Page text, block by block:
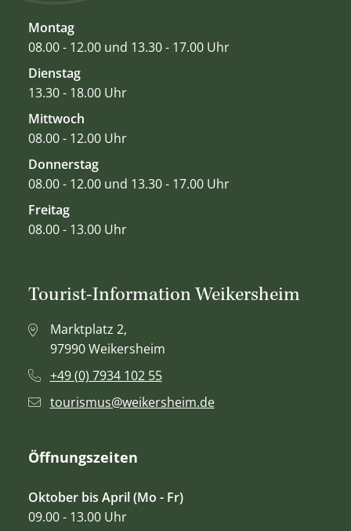
Montag
08.00 - 12.00 und 13.30 - 17.00 Uhr
Dienstag
13.30 - 18.00 Uhr
Mittwoch
08.00 - 12.00 Uhr
Donnerstag
08.00 - 12.00 und 13.30 - 17.00 Uhr
Freitag
08.00 - 13.00 Uhr
Tourist-Information Weikersheim
Marktplatz 2,
97990 Weikersheim
+49 (0) 7934 102 55
tourismus@weikersheim.de
Öffnungszeiten
Oktober bis April (Mo - Fr)
09.00 - 13.00 Uhr